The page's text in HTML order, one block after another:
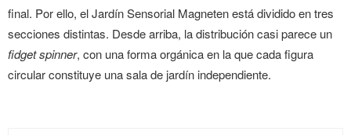
final. Por ello, el Jardín Sensorial Magneten está dividido en tres
secciones distintas. Desde arriba, la distribución casi parece un
fidget spinner, con una forma orgánica en la que cada figura
circular constituye una sala de jardín independiente.